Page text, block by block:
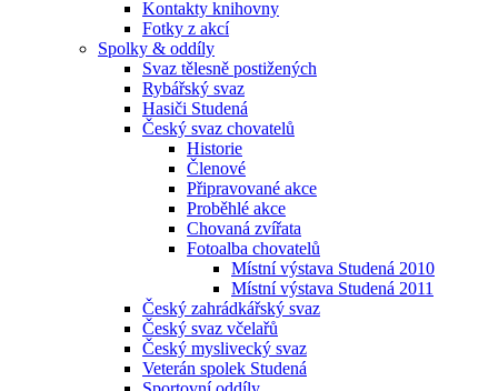
Kontakty knihovny
Fotky z akcí
Spolky & oddíly
Svaz tělesně postižených
Rybářský svaz
Hasiči Studená
Český svaz chovatelů
Historie
Členové
Připravované akce
Proběhlé akce
Chovaná zvířata
Fotoalba chovatelů
Místní výstava Studená 2010
Místní výstava Studená 2011
Český zahrádkářský svaz
Český svaz včelařů
Český myslivecký svaz
Veterán spolek Studená